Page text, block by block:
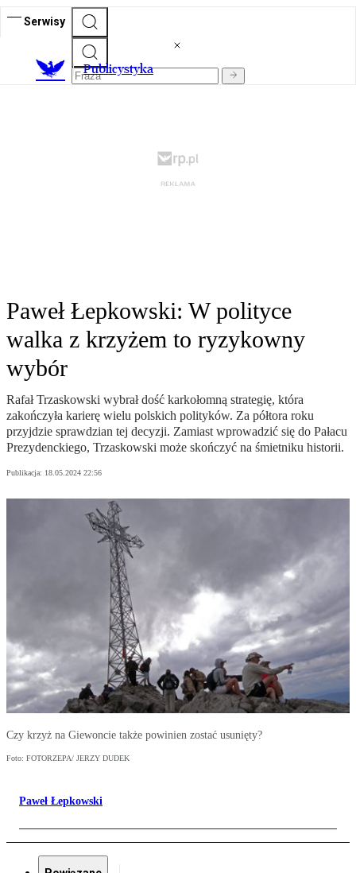
Serwisy
Publicystyka
Paweł Łepkowski: W polityce
walka z krzyżem to ryzykowny
wybór
Rafał Trzaskowski wybrał dość karkołomną strategię, która
zakończyła karierę wielu polskich polityków. Za półtora roku
przyjdzie sprawdzian tej decyzji. Zamiast wprowadzić się do Pałacu
Prezydenckiego, Trzaskowski może skończyć na śmietniku historii.
Publikacja: 18.05.2024 22:56
Czy krzyż na Giewoncie także powinien zostać usunięty?
Foto: FOTORZEPA/ JERZY DUDEK
Paweł Łepkowski